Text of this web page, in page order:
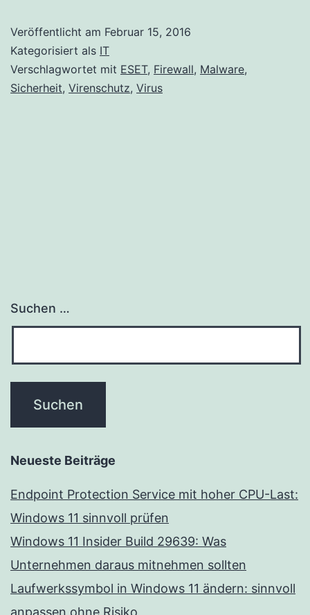
technology
Veröffentlicht am Februar 15, 2016
Kategorisiert als IT
Verschlagwortet mit ESET, Firewall, Malware,
Sicherheit, Virenschutz, Virus
Suchen …
Neueste Beiträge
Endpoint Protection Service mit hoher CPU-Last:
Windows 11 sinnvoll prüfen
Windows 11 Insider Build 29639: Was
Unternehmen daraus mitnehmen sollten
Laufwerkssymbol in Windows 11 ändern: sinnvoll